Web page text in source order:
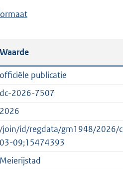
t
a
n
d
g
r
o
o
Waarde
officiële publicatie
dc-2026-7507
2026
/join/id/regdata/gm1948/2026/
03-09;15474393
Meierijstad